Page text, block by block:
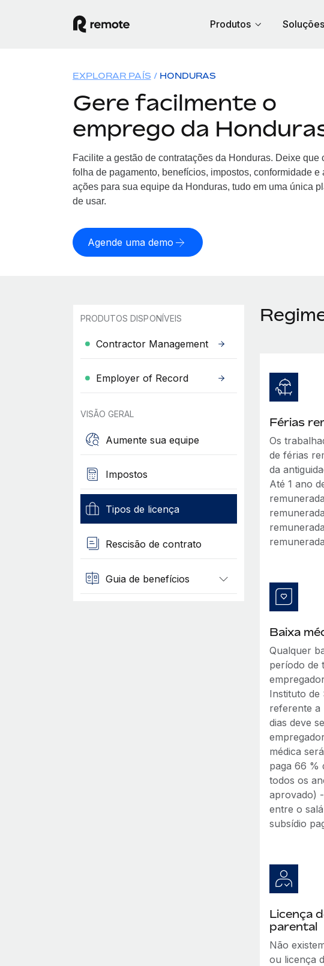
Produtos Soluções
EXPLORAR PAÍS HONDURAS
Gere facilmente o
emprego da
Facilite a gestão de contratações da Honduras. Deixe que
folha de pagamento, benefícios, impostos, conformidade e
ações para sua equipe da Honduras, tudo em uma única
de usar.
Agende uma demo
PRODUTOS DISPONÍVEIS
Contractor Management
Employer of Record
VISÃO GERAL
Aumente sua equipe
Impostos
Tipos de licença
Rescisão de contrato
Guia de benefícios
Férias
Os
de férias
da
Até 1 ano
Baixa
Qualquer
período de
Instituto de
referente a
dias deve
médica
paga 66 %
todos os
aprovado)
entre o
subsídio
Licença
parental
Não
ou licença